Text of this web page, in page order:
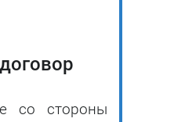
со стороны